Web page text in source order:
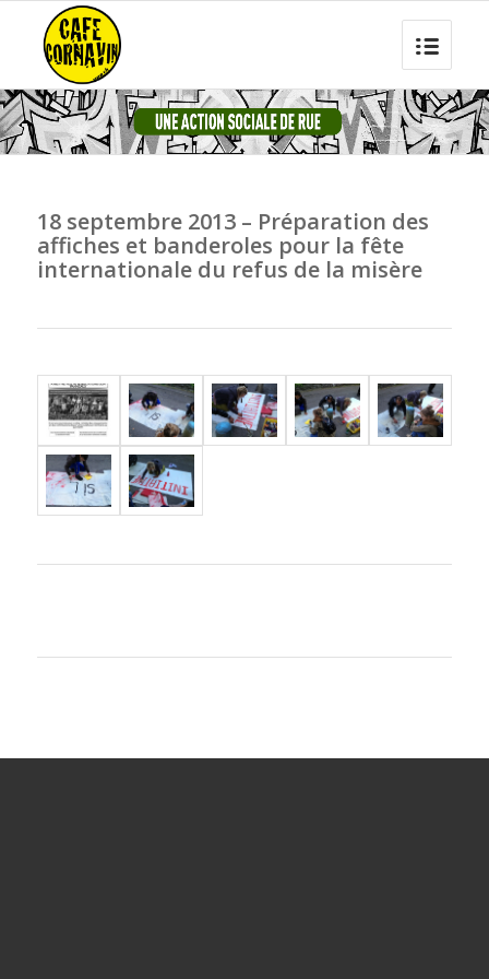
18 septembre 2013 – Préparation des
affiches et banderoles pour la fête
internationale du refus de la misère